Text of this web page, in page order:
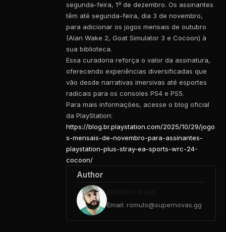
segunda-feira, 1º de dezembro. Os assinantes
têm até segunda-feira, dia 3 de novembro,
para adicionar os jogos mensais de outubro
(Alan Wake 2, Goat Simulator 3 e Cocoon) à
sua biblioteca.
Essa curadoria reforça o valor da assinatura,
oferecendo experiências diversificadas que
vão desde narrativas imersivas até esportes
radicais para os consoles PS4 e PS5.
Para mais informações, acesse o blog oficial
da PlayStation:
https://blog.br.playstation.com/2025/10/29/jogo
s-mensais-de-novembro-para-assinantes-
playstation-plus-stray-ea-sports-wrc-24-
cocoon/
Author
Email: romulo@supernovas.gg